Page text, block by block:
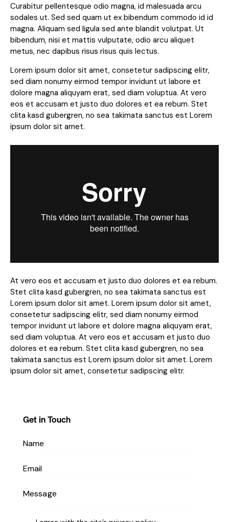
Curabitur pellentesque odio magna, id malesuada arcu
sodales ut. Sed sed quam ut ex bibendum commodo id id
magna. Aliquam sed ligula sed ante blandit volutpat. Ut
bibendum, nisi et mattis vulputate, odio arcu aliquet
metus, nec dapibus risus risus quis lectus.
Lorem ipsum dolor sit amet, consetetur sadipscing elitr,
sed diam nonumy eirmod tempor invidunt ut labore et
dolore magna aliquyam erat, sed diam voluptua. At vero
eos et accusam et justo duo dolores et ea rebum. Stet
clita kasd gubergren, no sea takimata sanctus est Lorem
ipsum dolor sit amet.
At vero eos et accusam et justo duo dolores et ea rebum.
Stet clita kasd gubergren, no sea takimata sanctus est
Lorem ipsum dolor sit amet. Lorem ipsum dolor sit amet,
consetetur sadipscing elitr, sed diam nonumy eirmod
tempor invidunt ut labore et dolore magna aliquyam erat,
sed diam voluptua. At vero eos et accusam et justo duo
dolores et ea rebum. Stet clita kasd gubergren, no sea
takimata sanctus est Lorem ipsum dolor sit amet. Lorem
ipsum dolor sit amet, consetetur sadipscing elitr.
Get in Touch